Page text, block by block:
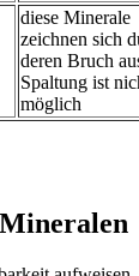
diese Minerale
zeichnen sich
deren Bruch
Spaltung ist
möglich